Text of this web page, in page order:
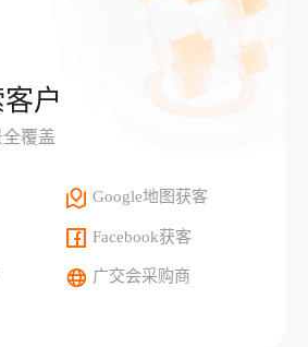
户
覆盖
Google地图获客
Facebook获客
广交会采购商